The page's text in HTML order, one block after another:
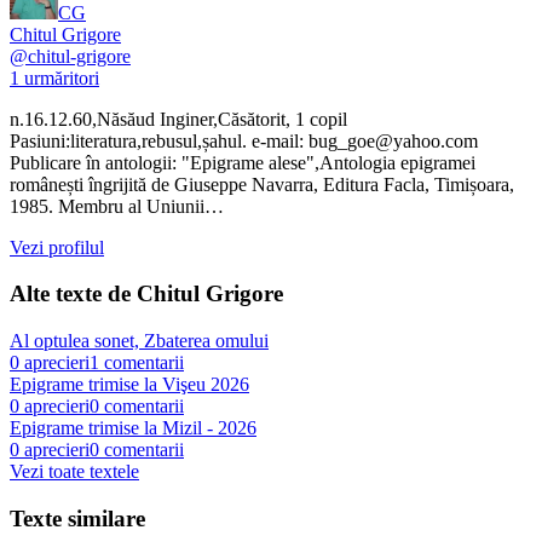
CG
Chitul Grigore
@chitul-grigore
1 urmăritori
n.16.12.60,Năsăud Inginer,Căsătorit, 1 copil
Pasiuni:literatura,rebusul,șahul. e-mail: bug_goe@yahoo.com
Publicare în antologii: "Epigrame alese",Antologia epigramei
românești îngrijită de Giuseppe Navarra, Editura Facla, Timișoara,
1985. Membru al Uniunii…
Vezi profilul
Alte texte de Chitul Grigore
Al optulea sonet, Zbaterea omului
0 aprecieri1 comentarii
Epigrame trimise la Vişeu 2026
0 aprecieri0 comentarii
Epigrame trimise la Mizil - 2026
0 aprecieri0 comentarii
Vezi toate textele
Texte similare